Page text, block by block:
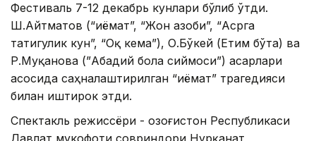
Фестиваль 7-12 декабрь кунлари бўлиб ўтди.
Ш.Айтматов (“Қиёмат”, “Жон азоби”, “Асрга
татигулик кун”, “Оқ кема”), О.Бўкей (Етим бўта) ва
Р.Муқанова (”Абадий бола сиймоси”) асарлари
асосида саҳналаштирилган “Қиёмат” трагедияси
билан иштирок этди.
Спектакль режиссёри - Қозоғистон Республикаси